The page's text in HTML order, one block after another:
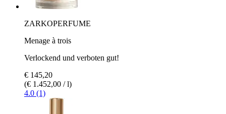
ZARKOPERFUME
Menage à trois
Verlockend und verboten gut!
€ 145,20
(€ 1.452,00 / l)
4.0 (1)